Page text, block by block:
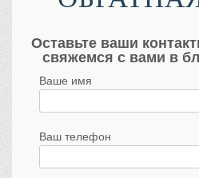
Оставьте ваши
свяжемся с вами в
Ваше имя
Ваш телефон